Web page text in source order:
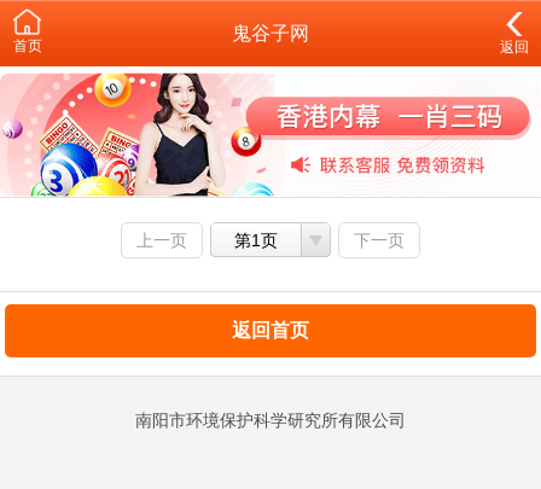
首页
鬼谷子网
返回
上一页 第1页 下一页
返回首页
南阳市环境保护科学研究所有限公司